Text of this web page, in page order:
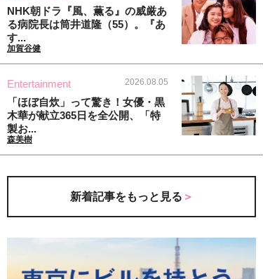
NHK朝ドラ『風、薫る』の威厳あ
る病院長は筒井道隆（55）。『あ
す...
加賀谷健
Entertainment 2026.08.05
「ほぼ自炊」って驚き！女優・黒
木華が献立365日を全公開、「特
製お...
森美樹
新着記事をもっと見る